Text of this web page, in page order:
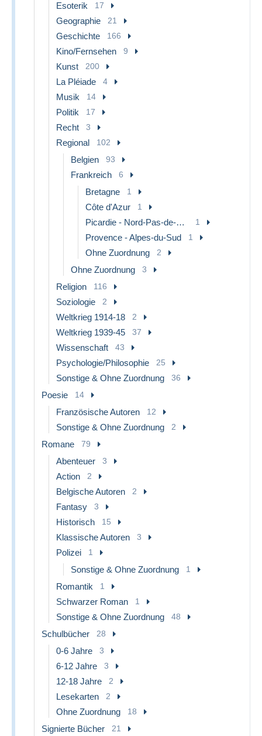
Esoterik 17
Geographie 21
Geschichte 166
Kino/Fernsehen 9
Kunst 200
La Pléiade 4
Musik 14
Politik 17
Recht 3
Regional 102
Belgien 93
Frankreich 6
Bretagne 1
Côte d'Azur 1
Picardie - Nord-Pas-de-Calais 1
Provence - Alpes-du-Sud 1
Ohne Zuordnung 2
Ohne Zuordnung 3
Religion 116
Soziologie 2
Weltkrieg 1914-18 2
Weltkrieg 1939-45 37
Wissenschaft 43
Psychologie/Philosophie 25
Sonstige & Ohne Zuordnung 36
Poesie 14
Französische Autoren 12
Sonstige & Ohne Zuordnung 2
Romane 79
Abenteuer 3
Action 2
Belgische Autoren 2
Fantasy 3
Historisch 15
Klassische Autoren 3
Polizei 1
Sonstige & Ohne Zuordnung 1
Romantik 1
Schwarzer Roman 1
Sonstige & Ohne Zuordnung 48
Schulbücher 28
0-6 Jahre 3
6-12 Jahre 3
12-18 Jahre 2
Lesekarten 2
Ohne Zuordnung 18
Signierte Bücher 21